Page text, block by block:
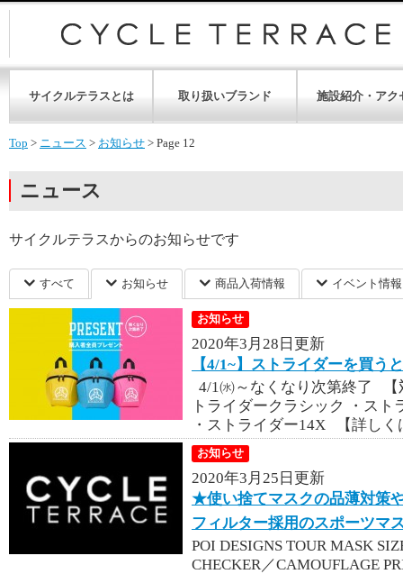
サイクルテラスとは 取り扱いブランド 施設紹介・アク
Top > ニュース > お知らせ > Page 12
ニュース
サイクルテラスからのお知らせです
すべて お知らせ 商品入荷情報 イベント情報
お知らせ
2020年3月28日更新
【4/1~】ストライダーを買う
4/1㈬～なくなり次第終了 【
トライダークラシック ・スト
・ストライダー14X 【詳し
お知らせ
2020年3月25日更新
★使い捨てマスクの品薄対策
フィルター採用のスポーツマ
POI DESIGNS TOUR MASK
CHECKER／CAMOUFLAGE